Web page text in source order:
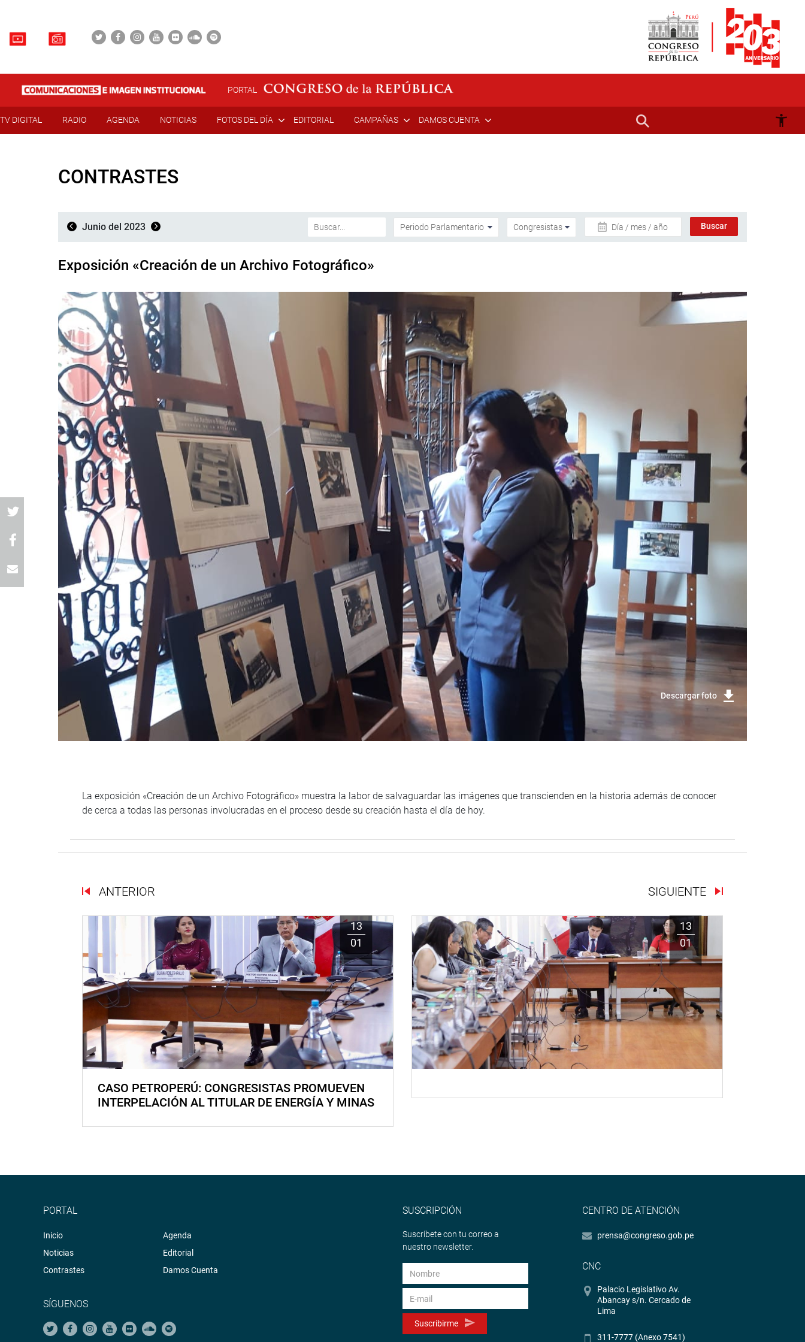
PORTAL
TV DIGITAL RADIO AGENDA NOTICIAS FOTOS DEL DÍA EDITORIAL CAMPAÑAS DAMOS CUENTA
CONTRASTES
Junio del 2023 Día / mes / año
Exposición «Creación de un Archivo Fotográfico»
Descargar foto
La exposición «Creación de un Archivo Fotográfico» muestra la labor de salvaguardar las imágenes que transcienden en la historia además de conocer
de cerca a todas las personas involucradas en el proceso desde su creación hasta el día de hoy.
ANTERIOR SIGUIENTE
13
01
CASO PETROPERÚ: CONGRESISTAS PROMUEVEN
INTERPELACIÓN AL TITULAR DE ENERGÍA Y MINAS
13
01
PORTAL
Inicio
Noticias
Contrastes
Agenda
Editorial
Damos Cuenta
SÍGUENOS
SUSCRIPCIÓN
Suscríbete con tu correo a
nuestro newsletter.
Suscribirme
CENTRO DE ATENCIÓN
prensa@congreso.gob.pe
CNC
Palacio Legislativo Av.
Abancay s/n. Cercado de
Lima
311-7777 (Anexo 7541)